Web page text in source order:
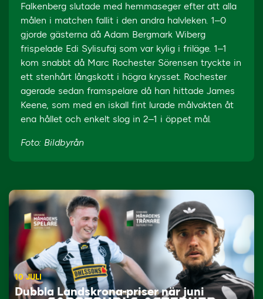
Falkenberg slutade med hemmaseger efter att alla
målen i matchen fallit i den andra halvleken. 1–0
gjorde gästerna då Adam Bergmark Wiberg
frispelade Edi Sylisufaj som var kylig i friläge. 1–1
kom snabbt då Marc Rochester Sörensen tryckte in
ett stenhårt långskott i högra krysset. Rochester
agerade sedan framspelare då han hittade James
Keene, som med en iskall fint lurade målvakten åt
ena hållet och enkelt slog in 2–1 i öppet mål.
Foto: Bildbyrån
10 JULI
Dubbla Landskrona-priser när juni